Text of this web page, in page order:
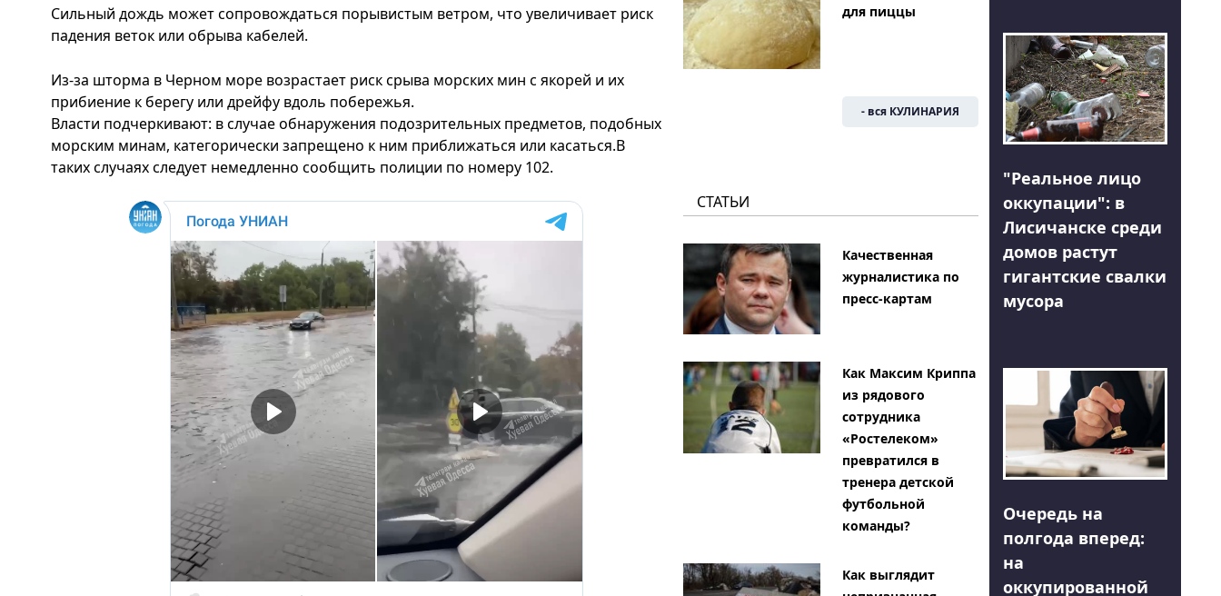
Сильный дождь может сопровождаться порывистым ветром, что увеличивает риск
падения веток или обрыва кабелей.
Из-за шторма в Черном море возрастает риск срыва морских мин с якорей и их
прибиение к берегу или дрейфу вдоль побережья.
Власти подчеркивают: в случае обнаружения подозрительных предметов, подобных
морским минам, категорически запрещено к ним приближаться или касаться.В
таких случаях следует немедленно сообщить полиции по номеру 102.
для пиццы
- вся КУЛИНАРИЯ
СТАТЬИ
Качественная
журналистика по
пресс-картам
Как Максим Криппа
из рядового
сотрудника
«Ростелеком»
превратился в
тренера детской
футбольной
команды?
Как выглядит
"Реальное лицо
оккупации": в
Лисичанске среди
домов растут
гигантские свалки
мусора
Очередь на
полгода вперед:
на
оккупированной